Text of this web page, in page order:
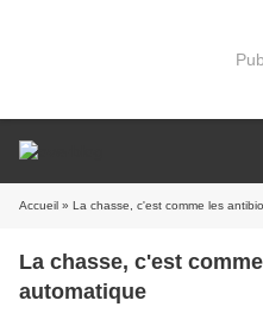
Accueil » La chasse, c'est comme les
La chasse, c'est
automatique